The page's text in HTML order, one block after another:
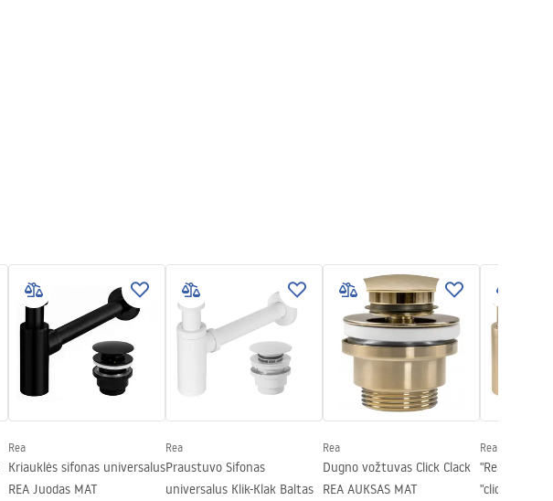
Rea
Kriauklės sifonas universalus
REA Juodas MAT
Rea
Praustuvo Sifonas
universalus Klik-Klak Baltas
Rea
Dugno vožtuvas Click Clack
REA AUKSAS MAT
Rea
"Rea"
"click"